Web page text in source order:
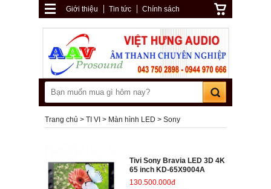
Giới thiệu Tin tức Chính sách
Trang chủ TI VI Màn hình LED Sony
Tivi Sony Bravia LED 3D 4K
65 inch KD-65X9004A
130.500.000đ